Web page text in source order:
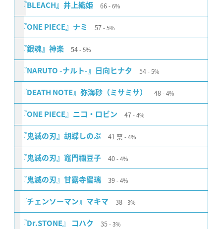
『BLEACH』井上織姫 66 6%
『ONE PIECE』ナミ 57 5%
『銀魂』神楽 54 5%
『NARUTO -ナルト-』日向ヒナタ 54 5%
『DEATH NOTE』弥海砂（ミサミサ） 48 4%
『ONE PIECE』ニコ・ロビン 47 4%
『鬼滅の刃』胡蝶しのぶ 41 票 4%
『鬼滅の刃』竈門禰豆子 40 4%
『鬼滅の刃』甘露寺蜜璃 39 4%
『チェンソーマン』マキマ 38 3%
『Dr.STONE』 コハク 35 3%